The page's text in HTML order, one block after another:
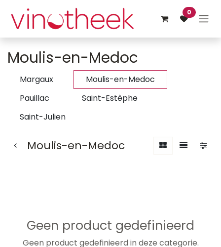
Overslaan naar inhoud
0
Moulis-en-Medoc
Margaux
Moulis-en-Medoc
Pauillac
Saint-Estèphe
Saint-Julien
Moulis-en-Medoc
Geen product gedefinieerd
Geen product gedefinieerd in deze categorie.